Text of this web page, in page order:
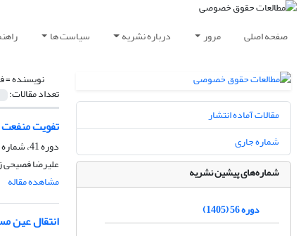
صفحه اصلی مرور درباره نشریه سیاست ها
نویسنده =
تعداد مقالات:
تفویت
دوره 41، شماره 3، پاییز 1390، صفحه
علیرضا فصیحی
مشاهده مقاله
انتقال عین
مقالات آماده انتشار
شماره جاری
شماره‌های پیشین نشریه
دوره 56 (1405)